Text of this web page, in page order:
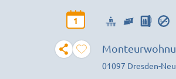
1
01097 Dresden-